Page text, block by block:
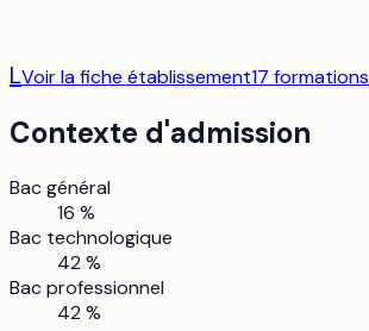
LVoir la fiche établissement17 formations
Contexte d'admission
Bac général
16 %
Bac technologique
42 %
Bac professionnel
42 %